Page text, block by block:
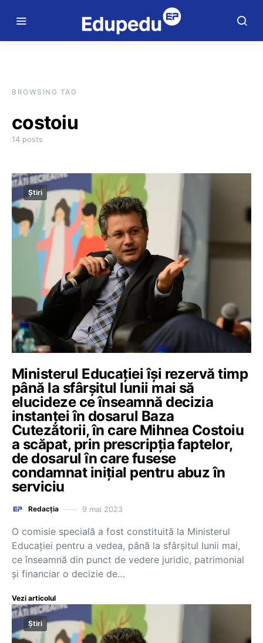
BROWSING TAG
costoiu
14 posts
Știri
Ministerul Educației își rezervă timp
până la sfârșitul lunii mai să
elucideze ce înseamnă decizia
instanței în dosarul Baza
Cutezătorii, în care Mihnea Costoiu
a scăpat, prin prescripția faptelor,
de dosarul în care fusese
condamnat inițial pentru abuz în
serviciu
Redacția 9 mai 2023
O comisie specială a fost constituită la Ministerul
Educației pentru a vedea, până la sfârșitul lunii mai,
ce înseamnă din punct de vedere juridic, patrimonial
și financiar o decizie de…
Vezi articolul
Știri